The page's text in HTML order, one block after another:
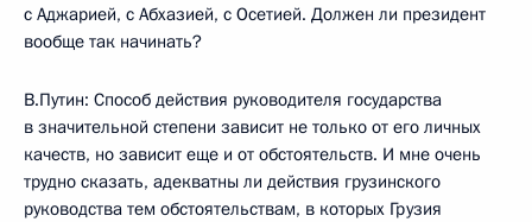
с Аджарией, с Абхазией, с Осетией. Должен ли президент
вообще так начинать?
В.Путин: Способ действия руководителя государства
в значительной степени зависит не только от его личных
качеств, но зависит еще и от обстоятельств. И мне очень
трудно сказать, адекватны ли действия грузинского
руководства тем обстоятельствам, в которых Грузия